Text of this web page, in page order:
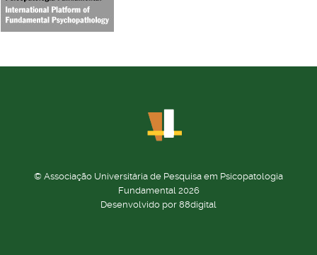
© Associação Universitária de Pesquisa em Psicopatologia
Fundamental 2026
Desenvolvido por 88digital